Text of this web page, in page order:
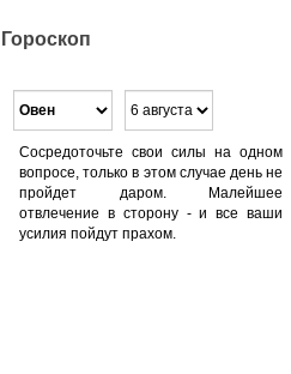
Гороскоп
Сосредоточьте свои силы на одном
вопросе, только в этом случае день не
пройдет даром. Малейшее
отвлечение в сторону - и все ваши
усилия пойдут прахом.